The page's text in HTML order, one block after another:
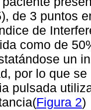
de 3 puntos
de
como de
un
por lo que
pulsada
Figura 2)